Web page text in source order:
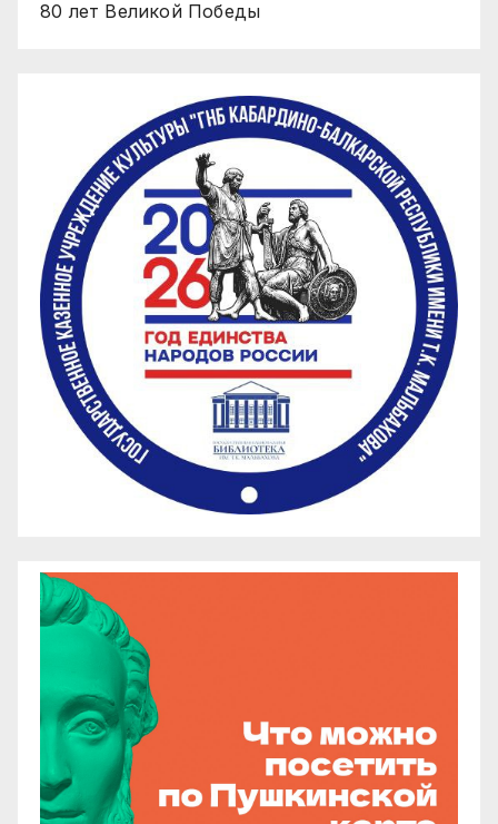
80 лет Великой Победы